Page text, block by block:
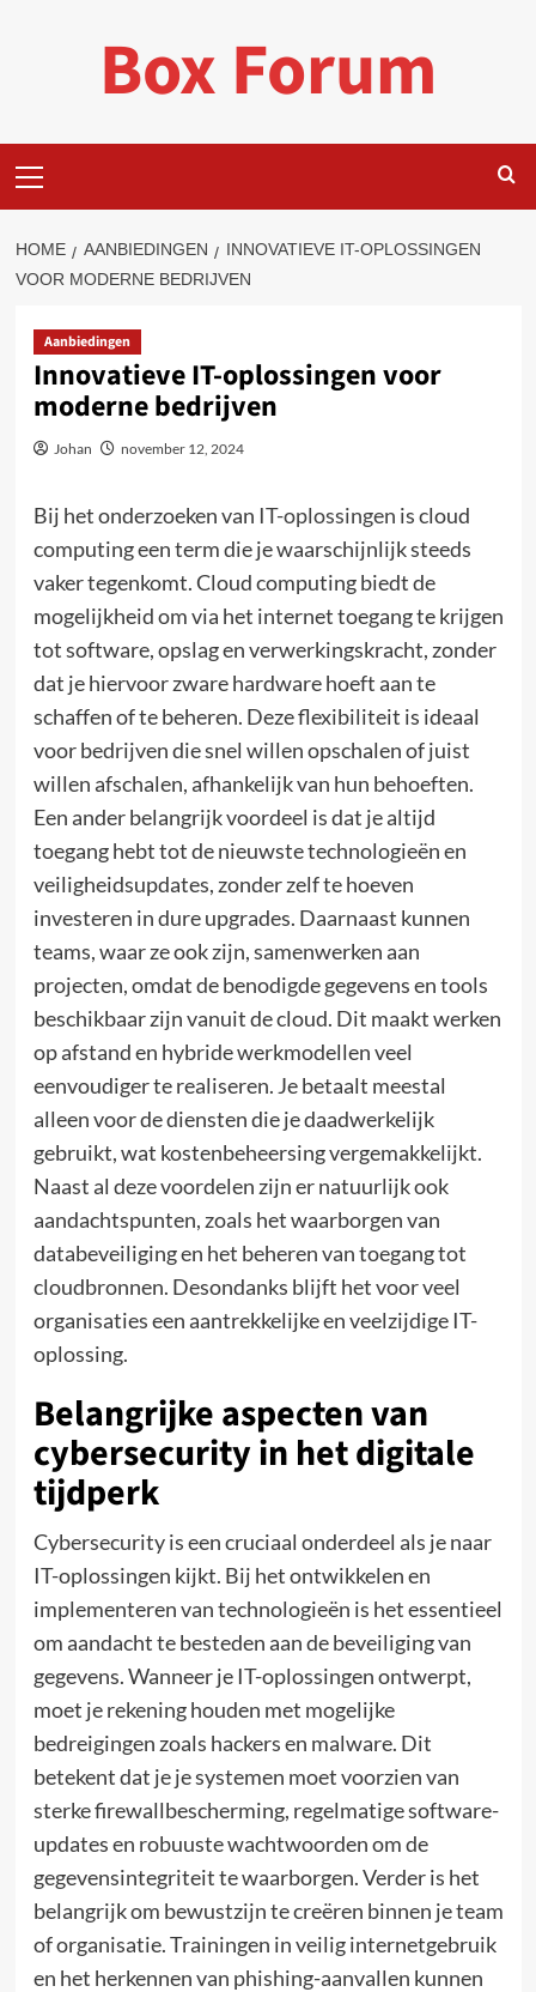
Box Forum
menu
HOME AANBIEDINGEN
INNOVATIEVE IT-OPLOSSINGEN
VOOR MODERNE BEDRIJVEN
Aanbiedingen
Innovatieve IT-oplossingen voor
moderne bedrijven
Johan november 12, 2024
Bij het onderzoeken van IT-oplossingen is cloud
computing een term die je waarschijnlijk steeds
vaker tegenkomt. Cloud computing biedt de
mogelijkheid om via het internet toegang te krijgen
tot software, opslag en verwerkingskracht, zonder
dat je hiervoor zware hardware hoeft aan te
schaffen of te beheren. Deze flexibiliteit is ideaal
voor bedrijven die snel willen opschalen of juist
willen afschalen, afhankelijk van hun behoeften.
Een ander belangrijk voordeel is dat je altijd
toegang hebt tot de nieuwste technologieën en
veiligheidsupdates, zonder zelf te hoeven
investeren in dure upgrades. Daarnaast kunnen
teams, waar ze ook zijn, samenwerken aan
projecten, omdat de benodigde gegevens en tools
beschikbaar zijn vanuit de cloud. Dit maakt werken
op afstand en hybride werkmodellen veel
eenvoudiger te realiseren. Je betaalt meestal
alleen voor de diensten die je daadwerkelijk
gebruikt, wat kostenbeheersing vergemakkelijkt.
Naast al deze voordelen zijn er natuurlijk ook
aandachtspunten, zoals het waarborgen van
databeveiliging en het beheren van toegang tot
cloudbronnen. Desondanks blijft het voor veel
organisaties een aantrekkelijke en veelzijdige IT-
oplossing.
Belangrijke aspecten van
cybersecurity in het digitale
tijdperk
Cybersecurity is een cruciaal onderdeel als je naar
IT-oplossingen kijkt. Bij het ontwikkelen en
implementeren van technologieën is het essentieel
om aandacht te besteden aan de beveiliging van
gegevens. Wanneer je IT-oplossingen ontwerpt,
moet je rekening houden met mogelijke
bedreigingen zoals hackers en malware. Dit
betekent dat je je systemen moet voorzien van
sterke firewallbescherming, regelmatige software-
updates en robuuste wachtwoorden om de
gegevensintegriteit te waarborgen. Verder is het
belangrijk om bewustzijn te creëren binnen je team
of organisatie. Trainingen in veilig internetgebruik
en het herkennen van phishing-aanvallen kunnen